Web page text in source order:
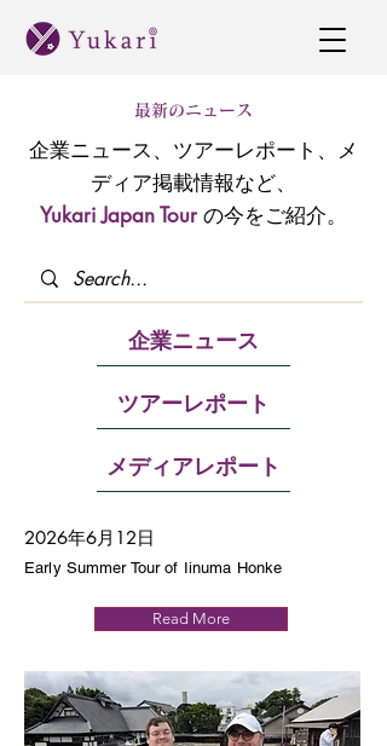
最新のニュース
企業ニュース、ツアーレポート、メ
ディア掲載情報など、
Yukari Japan Tourの今をご紹介。
企業ニュース
ツアーレポート
メディアレポート
2026年6月12日
Early Summer Tour of Iinuma Honke
Read More